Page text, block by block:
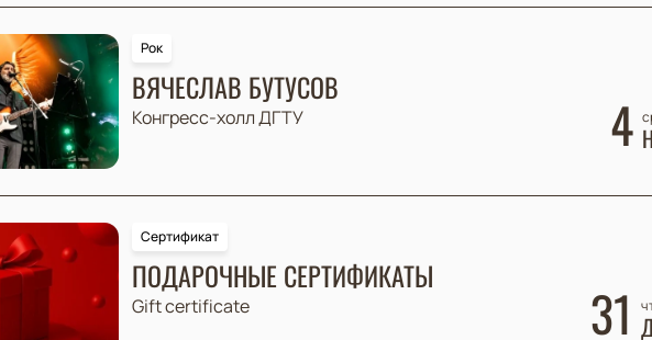
Рок
ВЯЧЕСЛАВ БУТУСОВ
Конгресс-холл ДГТУ 4
Сертификат
ПОДАРОЧНЫЕ СЕРТИФИКАТЫ
Gift certificate 31